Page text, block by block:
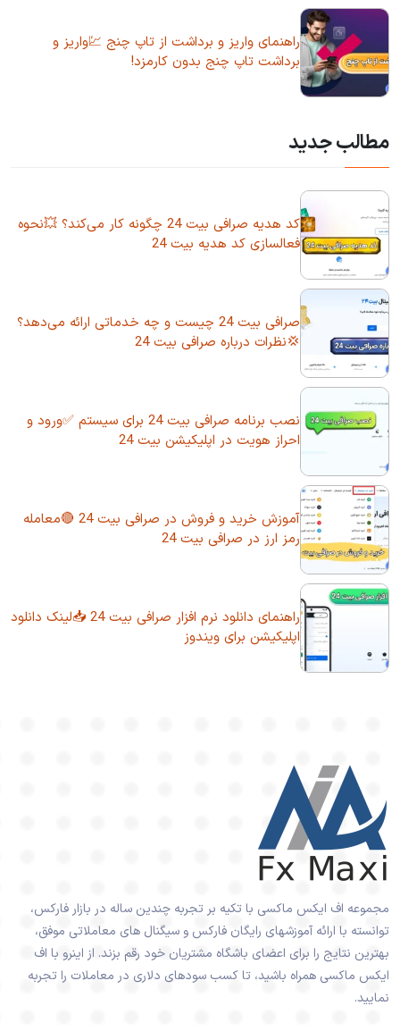
راهنمای واریز و برداشت از تاپ چنج 💹واریز و
برداشت تاپ چنج بدون کارمزد!
مطالب جدید
کد هدیه صرافی بیت 24 چگونه کار می‌کند؟ 💥نحوه
فعالسازی کد هدیه بیت 24
صرافی بیت 24 چیست و چه خدماتی ارائه می‌دهد؟
💢نظرات درباره صرافی بیت 24
نصب برنامه صرافی بیت 24 برای سیستم ✅ورود و
احراز هویت در اپلیکیشن بیت 24
آموزش خرید و فروش در صرافی بیت 24 🔴معامله
رمز ارز در صرافی بیت 24
راهنمای دانلود نرم افزار صرافی بیت 24 📥لینک دانلود
اپلیکیشن برای ویندوز
مجموعه اف ایکس ماکسی با تکیه بر تجربه چندین ساله در بازار فارکس،
توانسته با ارائه آموزشهای رایگان فارکس و سیگنال های معاملاتی موفق،
بهترین نتایج را برای اعضای باشگاه مشتریان خود رقم بزند. از اینرو با اف
ایکس ماکسی همراه باشید، تا کسب سودهای دلاری در معاملات را تجربه
نمایید.